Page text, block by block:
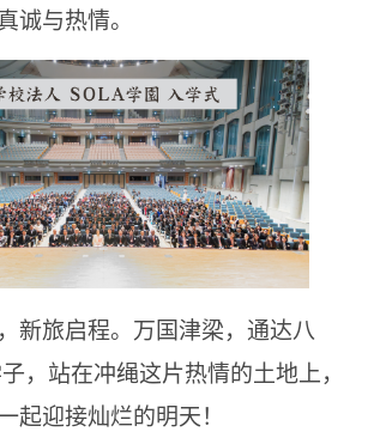
诚与热情。
新旅启程。万国津梁，通达八
，站在冲绳这片热情的土地上，
起迎接灿烂的明天！